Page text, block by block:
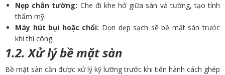
Nẹp chân tường: Che đi khe hở giữa sàn và tường, tạo tính
thẩm mỹ.
Máy hút bụi hoặc chổi: Dọn dẹp sạch sẽ bề mặt sàn trước
khi thi công.
1.2. Xử lý bề mặt sàn
Bề mặt sàn cần được xử lý kỹ lưỡng trước khi tiến hành cách ghép